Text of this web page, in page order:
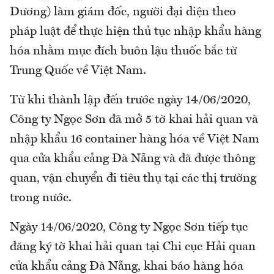
Dương) làm giám đốc, người đại diện theo
pháp luật để thực hiện thủ tục nhập khẩu hàng
hóa nhằm mục đích buôn lậu thuốc bắc từ
Trung Quốc về Việt Nam.
Từ khi thành lập đến trước ngày 14/06/2020,
Công ty Ngọc Sơn đã mở 5 tờ khai hải quan và
nhập khẩu 16 container hàng hóa về Việt Nam
qua cửa khẩu cảng Đà Nẵng và đã được thông
quan, vận chuyển đi tiêu thụ tại các thị trường
trong nước.
Ngày 14/06/2020, Công ty Ngọc Sơn tiếp tục
đăng ký tờ khai hải quan tại Chi cục Hải quan
cửa khẩu cảng Đà Nẵng, khai báo hàng hóa